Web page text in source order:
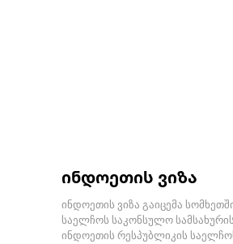
ინდოეთის ვიზა
ინდოეთის ვიზა გაიცემა
საელჩოს საკონსულო
ინდოეთის რესპუბლიკის